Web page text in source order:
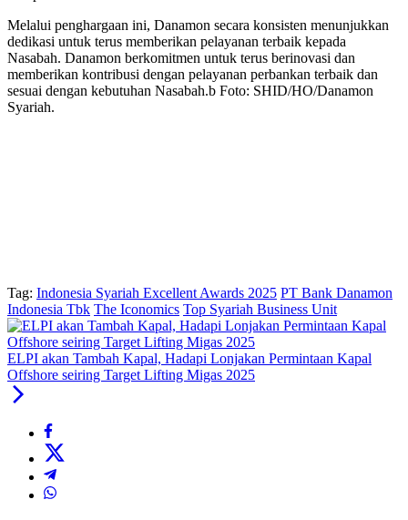
Melalui penghargaan ini, Danamon secara konsisten menunjukkan
dedikasi untuk terus memberikan pelayanan terbaik kepada
Nasabah. Danamon berkomitmen untuk terus berinovasi dan
memberikan kontribusi dengan pelayanan perbankan terbaik dan
sesuai dengan kebutuhan Nasabah.b Foto: SHID/HO/Danamon
Syariah.
Tag: Indonesia Syariah Excellent Awards 2025 PT Bank Danamon
Indonesia Tbk The Iconomics Top Syariah Business Unit
ELPI akan Tambah Kapal, Hadapi Lonjakan Permintaan Kapal
Offshore seiring Target Lifting Migas 2025